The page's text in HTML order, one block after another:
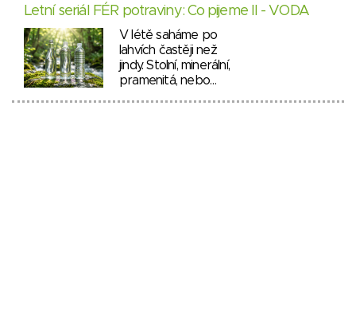
Letní seriál FÉR potraviny: Co pijeme II - VODA
V létě saháme po
lahvích častěji než
jindy. Stolní, minerální,
pramenitá, nebo…